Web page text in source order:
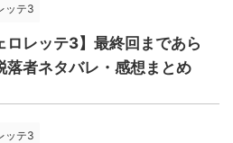
ッテ3
ロレッテ3】最終回まであら
落者ネタバレ・感想まとめ
ッテ3